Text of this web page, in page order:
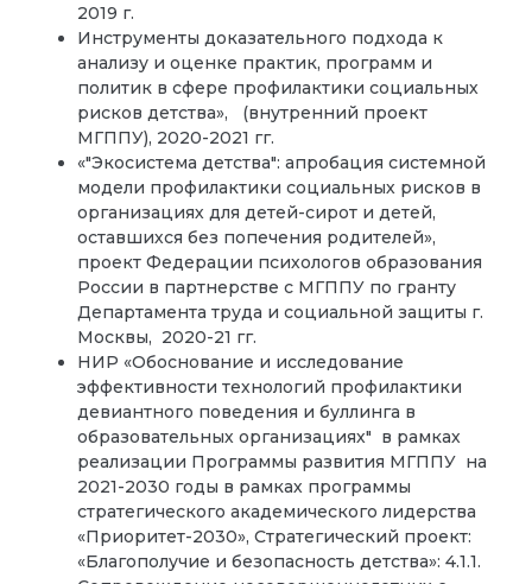
2019 г.
Инструменты доказательного подхода к
анализу и оценке практик, программ и
политик в сфере профилактики социальных
рисков детства», (внутренний проект
МГППУ), 2020-2021 гг.
«"Экосистема детства": апробация системной
модели профилактики социальных рисков в
организациях для детей-сирот и детей,
оставшихся без попечения родителей»,
проект Федерации психологов образования
России в партнерстве с МГППУ по гранту
Департамента труда и социальной защиты г.
Москвы, 2020-21 гг.
НИР «Обоснование и исследование
эффективности технологий профилактики
девиантного поведения и буллинга в
образовательных организациях" в рамках
реализации Программы развития МГППУ на
2021-2030 годы в рамках программы
стратегического академического лидерства
«Приоритет-2030», Стратегический проект:
«Благополучие и безопасность детства»: 4.1.1.